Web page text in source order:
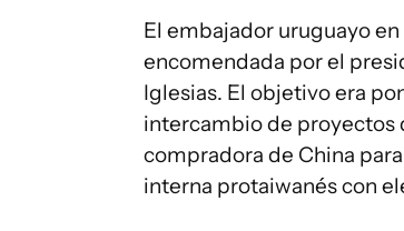
El embajador uruguayo
encomendada por el
Iglesias. El objetivo era
intercambio de proyectos
compradora de China
interna protaiwanés con